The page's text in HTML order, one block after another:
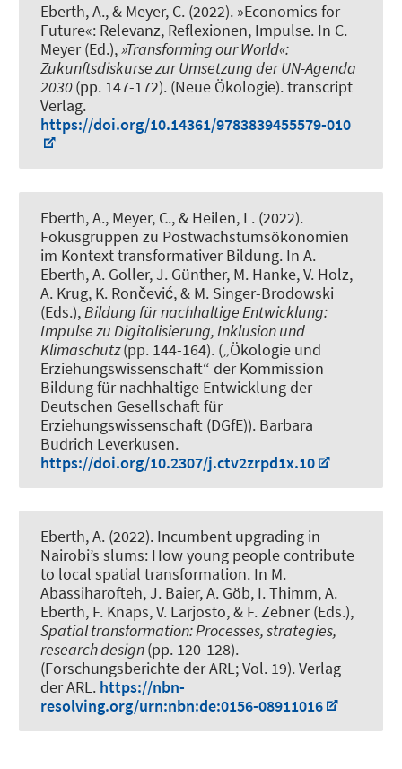
Eberth, A., & Meyer, C. (2022). »Economics for
Future«: Relevanz, Reflexionen, Impulse. In C.
Meyer (Ed.),»Transforming our World«:
Zukunftsdiskurse zur Umsetzung der UN-Agenda
2030(pp. 147-172). (Neue Ökologie). transcript
Verlag.
https://doi.org/10.14361/9783839455579-010
Eberth, A., Meyer, C., & Heilen, L. (2022).
Fokusgruppen zu Postwachstumsökonomien
im Kontext transformativer Bildung. In A.
Eberth, A. Goller, J. Günther, M. Hanke, V. Holz,
A. Krug, K. Rončević, & M. Singer-Brodowski
(Eds.),Bildung für nachhaltige Entwicklung:
Impulse zu Digitalisierung, Inklusion und
Klimaschutz(pp. 144-164). („Ökologie und
Erziehungswissenschaft“ der Kommission
Bildung für nachhaltige Entwicklung der
Deutschen Gesellschaft für
Erziehungswissenschaft (DGfE)). Barbara
Budrich Leverkusen.
https://doi.org/10.2307/j.ctv2zrpd1x.10
Eberth, A. (2022). Incumbent upgrading in
Nairobi’s slums: How young people contribute
to local spatial transformation. In M.
Abassiharofteh, J. Baier, A. Göb, I. Thimm, A.
Eberth, F. Knaps, V. Larjosto, & F. Zebner (Eds.),
Spatial transformation: Processes, strategies,
research design(pp. 120-128).
(Forschungsberichte der ARL; Vol. 19). Verlag
der ARL. https://nbn-
resolving.org/urn:nbn:de:0156-08911016